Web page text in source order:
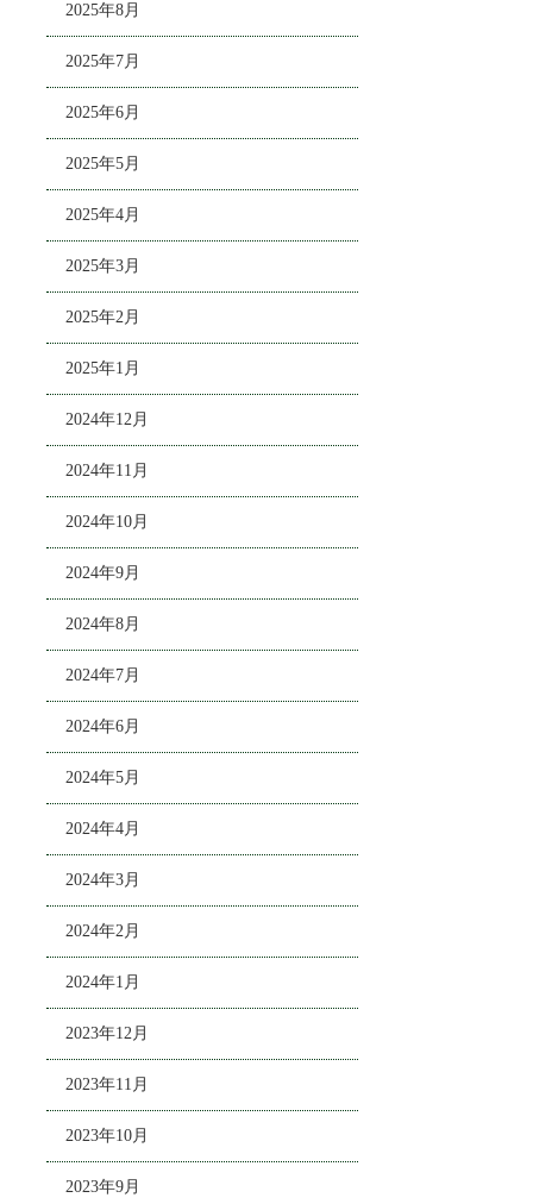
2025年8月
2025年7月
2025年6月
2025年5月
2025年4月
2025年3月
2025年2月
2025年1月
2024年12月
2024年11月
2024年10月
2024年9月
2024年8月
2024年7月
2024年6月
2024年5月
2024年4月
2024年3月
2024年2月
2024年1月
2023年12月
2023年11月
2023年10月
2023年9月